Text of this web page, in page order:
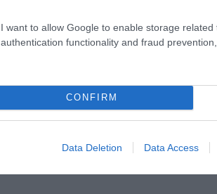
I want to allow Google to enable storage related
authentication functionality and fraud
CONFIRM
Data Deletion Data Access